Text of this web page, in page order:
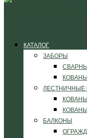
КАТАЛОГ
ЗАБОРЫ
ЛЕСТНИЧНЫЕ
БАЛКОНЫ